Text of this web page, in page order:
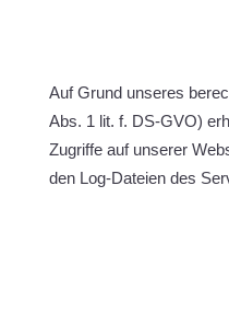
Auf Grund unseres
Abs. 1 lit. f. DS-GVO)
Zugriffe auf unserer
den Log-Dateien des